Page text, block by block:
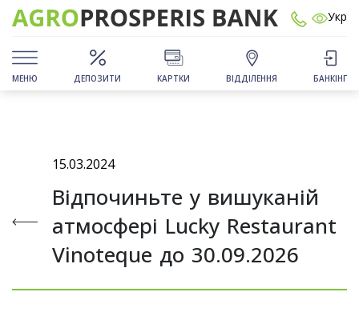
Укр
МЕНЮ ДЕПОЗИТИ КАРТКИ ВІДДІЛЕННЯ БАНКІНГ
15.03.2024
Відпочиньте у вишуканій
атмосфері Lucky Restaurant
Vinoteque до 30.09.2026